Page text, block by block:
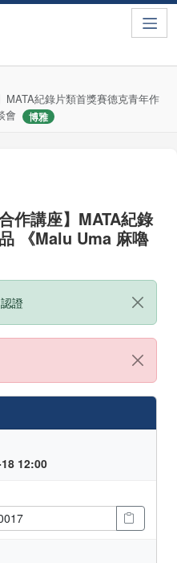
MATA紀錄片類首獎賽德克青年作
會
博雅
作講座】MATA紀錄
《Malu Uma 麻嚕
證
12:00